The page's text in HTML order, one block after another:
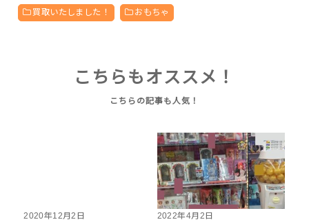
買取いたしました！ おもちゃ
こちらもオススメ！
2020年12月2日
2022年4月2日